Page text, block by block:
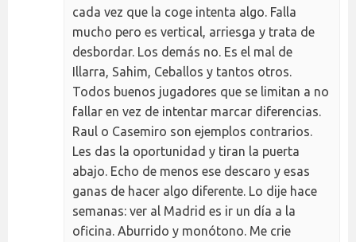
cada vez que la coge intenta algo. Falla
mucho pero es vertical, arriesga y trata de
desbordar. Los demás no. Es el mal de
Illarra, Sahim, Ceballos y tantos otros.
Todos buenos jugadores que se limitan a no
fallar en vez de intentar marcar diferencias.
Raul o Casemiro son ejemplos contrarios.
Les das la oportunidad y tiran la puerta
abajo. Echo de menos ese descaro y esas
ganas de hacer algo diferente. Lo dije hace
semanas: ver al Madrid es ir un día a la
oficina. Aburrido y monótono. Me crie